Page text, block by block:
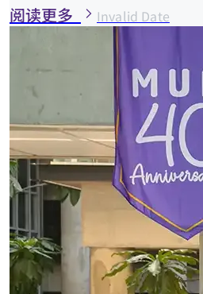
阅读更多 Invalid Date